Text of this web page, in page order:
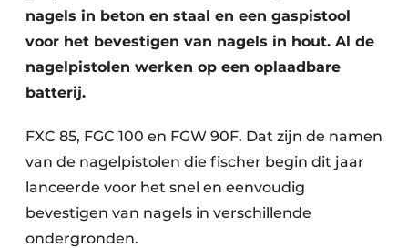
nagels in beton en staal en een gaspistool
voor het bevestigen van nagels in hout. Al de
nagelpistolen werken op een oplaadbare
batterij.
FXC 85, FGC 100 en FGW 90F. Dat zijn de namen
van de nagelpistolen die fischer begin dit jaar
lanceerde voor het snel en eenvoudig
bevestigen van nagels in verschillende
ondergronden.